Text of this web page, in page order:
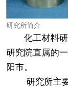
研究所简介
化工材料
研究院直属的
阳市。
研究所主